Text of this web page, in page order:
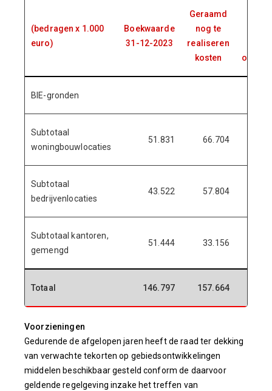
(bedragen x 1.000
euro)
Boekwaarde
31-12-2023
Geraamd
nog te
realiseren
kosten
BIE-gronden
Subtotaal
woningbouwlocaties
51.831 66.704
Subtotaal
bedrijvenlocaties
43.522 57.804
Subtotaal kantoren,
gemengd
51.444 33.156
Totaal 146.797 157.664
Voorzieningen
Gedurende de afgelopen jaren heeft de raad ter dekking
van verwachte tekorten op gebiedsontwikkelingen
middelen beschikbaar gesteld conform de daarvoor
geldende regelgeving inzake het treffen van